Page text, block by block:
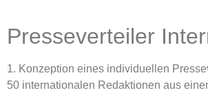
Presseverteiler
1. Konzeption eines individuellen
50 internationalen Redaktionen aus